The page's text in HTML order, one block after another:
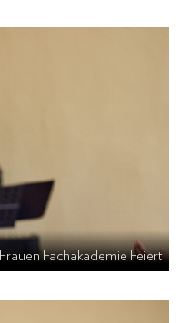
Frauen Fachakademie Feiert